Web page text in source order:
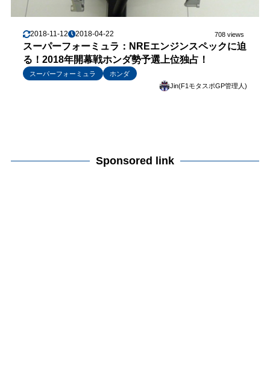
2018-11-12 2018-04-22 708 views
スーパーフォーミュラ：NREエンジンスペックに迫
る！2018年開幕戦ホンダ勢予選上位独占！
スーパーフォーミュラ
ホンダ
Jin(F1モタスポGP管理人)
Sponsored link